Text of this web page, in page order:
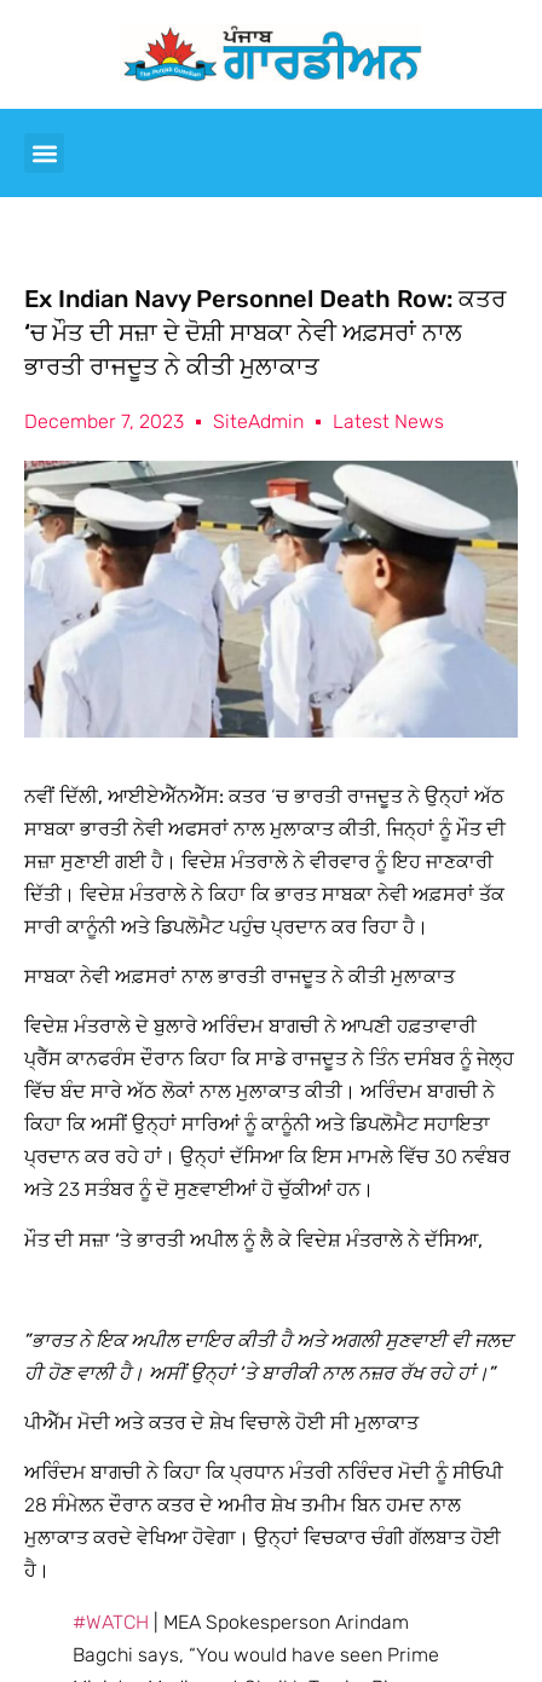
Ex Indian Navy Personnel Death Row: ਕਤਰ
‘ਚ ਮੌਤ ਦੀ ਸਜ਼ਾ ਦੇ ਦੋਸ਼ੀ ਸਾਬਕਾ ਨੇਵੀ ਅਫ਼ਸਰਾਂ ਨਾਲ
ਭਾਰਤੀ ਰਾਜਦੂਤ ਨੇ ਕੀਤੀ ਮੁਲਾਕਾਤ
December 7, 2023 SiteAdmin Latest News
ਨਵੀਂ ਦਿੱਲੀ, ਆਈਏਐੱਨਐੱਸ: ਕਤਰ ‘ਚ ਭਾਰਤੀ ਰਾਜਦੂਤ ਨੇ ਉਨ੍ਹਾਂ ਅੱਠ
ਸਾਬਕਾ ਭਾਰਤੀ ਨੇਵੀ ਅਫਸਰਾਂ ਨਾਲ ਮੁਲਾਕਾਤ ਕੀਤੀ, ਜਿਨ੍ਹਾਂ ਨੂੰ ਮੌਤ ਦੀ
ਸਜ਼ਾ ਸੁਣਾਈ ਗਈ ਹੈ। ਵਿਦੇਸ਼ ਮੰਤਰਾਲੇ ਨੇ ਵੀਰਵਾਰ ਨੂੰ ਇਹ ਜਾਣਕਾਰੀ
ਦਿੱਤੀ। ਵਿਦੇਸ਼ ਮੰਤਰਾਲੇ ਨੇ ਕਿਹਾ ਕਿ ਭਾਰਤ ਸਾਬਕਾ ਨੇਵੀ ਅਫ਼ਸਰਾਂ ਤੱਕ
ਸਾਰੀ ਕਾਨੂੰਨੀ ਅਤੇ ਡਿਪਲੋਮੈਟ ਪਹੁੰਚ ਪ੍ਰਦਾਨ ਕਰ ਰਿਹਾ ਹੈ।
ਸਾਬਕਾ ਨੇਵੀ ਅਫ਼ਸਰਾਂ ਨਾਲ ਭਾਰਤੀ ਰਾਜਦੂਤ ਨੇ ਕੀਤੀ ਮੁਲਾਕਾਤ
ਵਿਦੇਸ਼ ਮੰਤਰਾਲੇ ਦੇ ਬੁਲਾਰੇ ਅਰਿੰਦਮ ਬਾਗਚੀ ਨੇ ਆਪਣੀ ਹਫ਼ਤਾਵਾਰੀ
ਪ੍ਰੈੱਸ ਕਾਨਫਰੰਸ ਦੌਰਾਨ ਕਿਹਾ ਕਿ ਸਾਡੇ ਰਾਜਦੂਤ ਨੇ ਤਿੰਨ ਦਸੰਬਰ ਨੂੰ ਜੇਲ੍ਹ
ਵਿੱਚ ਬੰਦ ਸਾਰੇ ਅੱਠ ਲੋਕਾਂ ਨਾਲ ਮੁਲਾਕਾਤ ਕੀਤੀ। ਅਰਿੰਦਮ ਬਾਗਚੀ ਨੇ
ਕਿਹਾ ਕਿ ਅਸੀਂ ਉਨ੍ਹਾਂ ਸਾਰਿਆਂ ਨੂੰ ਕਾਨੂੰਨੀ ਅਤੇ ਡਿਪਲੋਮੈਟ ਸਹਾਇਤਾ
ਪ੍ਰਦਾਨ ਕਰ ਰਹੇ ਹਾਂ। ਉਨ੍ਹਾਂ ਦੱਸਿਆ ਕਿ ਇਸ ਮਾਮਲੇ ਵਿੱਚ 30 ਨਵੰਬਰ
ਅਤੇ 23 ਸਤੰਬਰ ਨੂੰ ਦੋ ਸੁਣਵਾਈਆਂ ਹੋ ਚੁੱਕੀਆਂ ਹਨ।
ਮੌਤ ਦੀ ਸਜ਼ਾ ‘ਤੇ ਭਾਰਤੀ ਅਪੀਲ ਨੂੰ ਲੈ ਕੇ ਵਿਦੇਸ਼ ਮੰਤਰਾਲੇ ਨੇ ਦੱਸਿਆ,
”ਭਾਰਤ ਨੇ ਇਕ ਅਪੀਲ ਦਾਇਰ ਕੀਤੀ ਹੈ ਅਤੇ ਅਗਲੀ ਸੁਣਵਾਈ ਵੀ ਜਲਦ
ਹੀ ਹੋਣ ਵਾਲੀ ਹੈ। ਅਸੀਂ ਉਨ੍ਹਾਂ ‘ਤੇ ਬਾਰੀਕੀ ਨਾਲ ਨਜ਼ਰ ਰੱਖ ਰਹੇ ਹਾਂ।”
ਪੀਐੱਮ ਮੋਦੀ ਅਤੇ ਕਤਰ ਦੇ ਸ਼ੇਖ ਵਿਚਾਲੇ ਹੋਈ ਸੀ ਮੁਲਾਕਾਤ
ਅਰਿੰਦਮ ਬਾਗਚੀ ਨੇ ਕਿਹਾ ਕਿ ਪ੍ਰਧਾਨ ਮੰਤਰੀ ਨਰਿੰਦਰ ਮੋਦੀ ਨੂੰ ਸੀਓਪੀ
28 ਸੰਮੇਲਨ ਦੌਰਾਨ ਕਤਰ ਦੇ ਅਮੀਰ ਸ਼ੇਖ ਤਮੀਮ ਬਿਨ ਹਮਦ ਨਾਲ
ਮੁਲਾਕਾਤ ਕਰਦੇ ਵੇਖਿਆ ਹੋਵੇਗਾ। ਉਨ੍ਹਾਂ ਵਿਚਕਾਰ ਚੰਗੀ ਗੱਲਬਾਤ ਹੋਈ
ਹੈ।
#WATCH | MEA Spokesperson Arindam
Bagchi says, “You would have seen Prime